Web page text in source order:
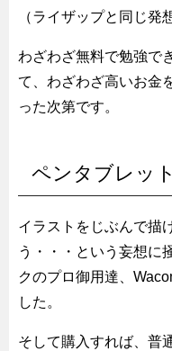
（ライザップと同じ発
わざわざ無料で勉強で
て、わざわざ高いお金
った次第です。
ペンタブレット
イラストをじぶんで描
う・・・という妄想に
クのプロ御用達、
した。
そして購入すれば、普